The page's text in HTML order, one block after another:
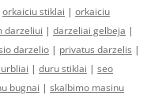
orkaiciu stiklai | orkaiciu
darzeliui | darzeliai gelbeja |
darzelio | privatus darzelis |
| duru stiklai | seo
bugnai | skalbimo masinu